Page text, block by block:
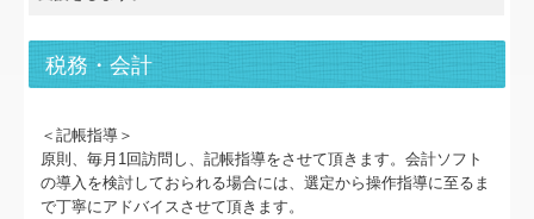
FX4クラウド
グループ通算（有利・不利）判定
病院・診療所の皆様へ
税務・会計
＜記帳指導＞
原則、毎月1回訪問し、記帳指導をさせて頂きます。会計ソフト
の導入を検討しておられる場合には、選定から操作指導に至るま
で丁寧にアドバイスさせて頂きます。